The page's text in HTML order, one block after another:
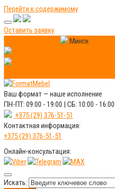
Перейти к содержимому
Оставить заявку
Минск
Ваш формат — наше исполнение
ПН-ПТ: 09:00 - 19:00 | СБ: 10:00 - 16:00
+375 (29) 376-51-51
Контактная информация:
+375 (29) 376-51-51
Онлайн‑консультация:
Искать: